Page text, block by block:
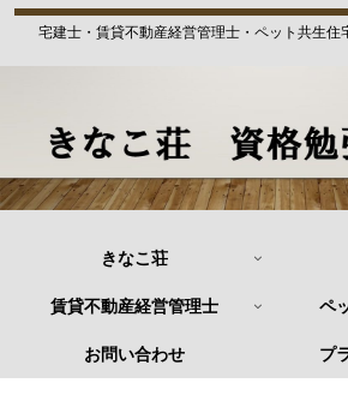
宅建士・賃貸不動産経営管理士・ペット共生住
きなこ荘
賃貸不動産経営管理士 ペ
お問い合わせ プ